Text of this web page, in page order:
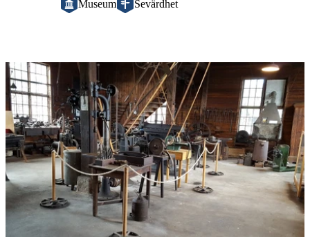
Museum Sevärdhet
Bildspel
med
bilder